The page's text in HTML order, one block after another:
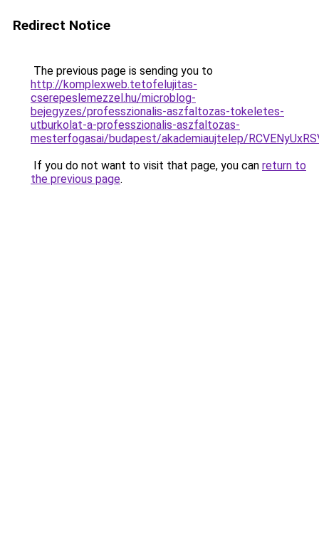
Redirect Notice
The previous page is sending you to
http://komplexweb.tetofelujitas-
cserepeslemezzel.hu/microblog-
bejegyzes/professzionalis-aszfaltozas-tokeletes-
utburkolat-a-professzionalis-aszfaltozas-
mesterfogasai/budapest/akademiaujtelep/
If you do not want to visit that page, you can return to
the previous page.